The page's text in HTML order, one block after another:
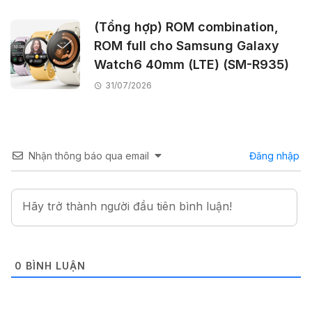
(Tổng hợp) ROM combination,
ROM full cho Samsung Galaxy
Watch6 40mm (LTE) (SM-R935)
31/07/2026
Nhận thông báo qua email Đăng nhập
0 BÌNH LUẬN